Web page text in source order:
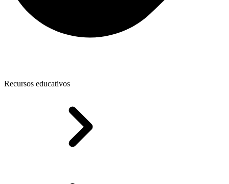
Recursos educativos